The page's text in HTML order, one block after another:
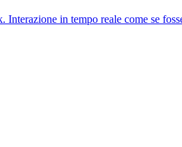
in tempo reale come se